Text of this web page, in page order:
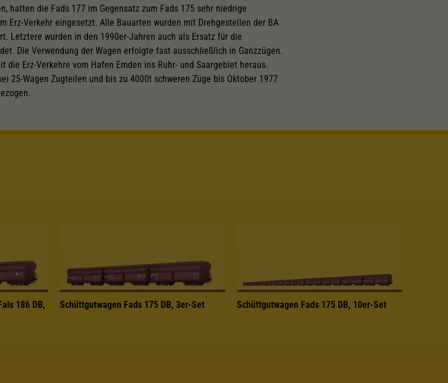
hatten die Fads 177 im Gegensatz zum Fads 175 sehr niedrige
Erz-Verkehr eingesetzt. Alle Bauarten wurden mit Drehgestellen der BA
Letztere wurden in den 1990er-Jahren auch als Ersatz für die
Die Verwendung der Wagen erfolgte fast ausschließlich in Ganzzügen.
die Erz-Verkehre vom Hafen Emden ins Ruhr- und Saargebiet heraus.
25-Wagen Zugteilen und bis zu 4000t schweren Züge bis Oktober 1977
186 DB,
Schüttgutwagen Fads 175 DB, 3er-Set Schüttgutwagen Fads 175 DB, 10er-Set